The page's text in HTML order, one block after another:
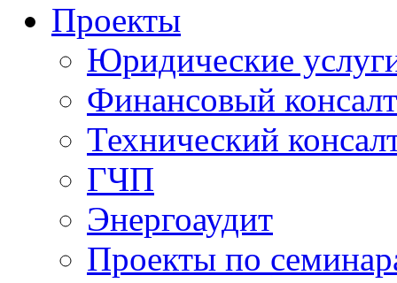
Проекты
Юридические
Финансовый
Технический
ГЧП
Энергоаудит
Проекты по